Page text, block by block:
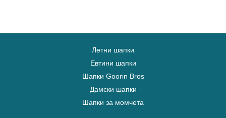
Летни шапки
Евтини шапки
Шапки Goorin Bros
Дамски шапки
Шапки за момчета